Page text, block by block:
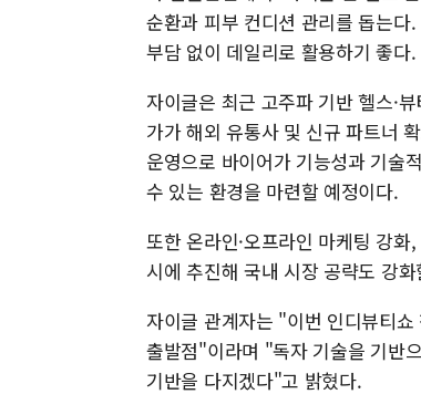
순환과 피부 컨디션 관리를 돕는
부담 없이 데일리로 활용하기 좋다.
자이글은 최근 고주파 기반 헬스·
가가 해외 유통사 및 신규 파트너
운영으로 바이어가 기능성과 기술
수 있는 환경을 마련할 예정이다.
또한 온라인·오프라인 마케팅 강
시에 추진해 국내 시장 공략도 강
자이글 관계자는 "이번 인디뷰티
출발점"이라며 "독자 기술을 기반
기반을 다지겠다"고 밝혔다.